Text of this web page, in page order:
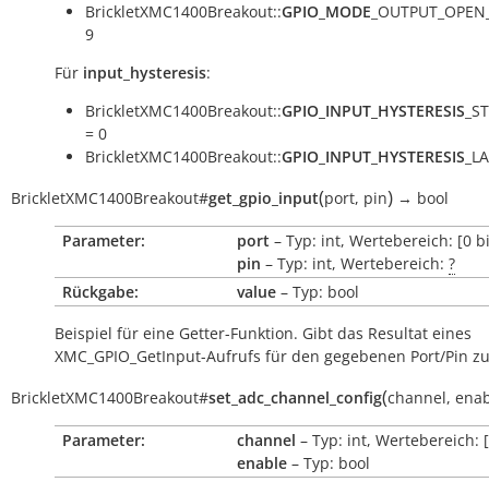
BrickletXMC1400Breakout::GPIO_MODE
9
Für input_hysteresis:
BrickletXMC1400Breakout::GPIO_INPUT_HYSTERESIS
= 0
BrickletXMC1400Breakout::GPIO_INPUT_HYSTERESIS
BrickletXMC1400Breakout#get_gpio_input(port, pin) → bool
Parameter: port – Typ: int, Wertebereich: [0
pin – Typ: int, Wertebereich: ?
Rückgabe:
value – Typ: bool
Beispiel für eine Getter-Funktion. Gibt das Resultat eines
XMC_GPIO_GetInput-Aufrufs für den gegebenen Port/Pin
BrickletXMC1400Breakout#set_adc_channel_config(channel,
Parameter: channel – Typ: int, Wertebereich:
enable – Typ: bool